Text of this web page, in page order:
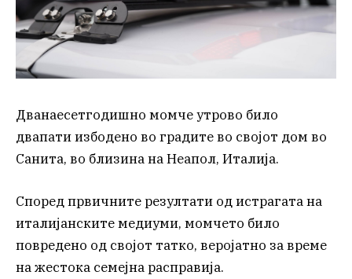
Дванаесетгодишно момче утрово било
двапати избодено во градите во својот дом во
Санита, во близина на Неапол, Италија.
Според првичните резултати од истрагата на
италијанските медиуми, момчето било
повредено од својот татко, веројатно за време
на жестока семејна расправија.